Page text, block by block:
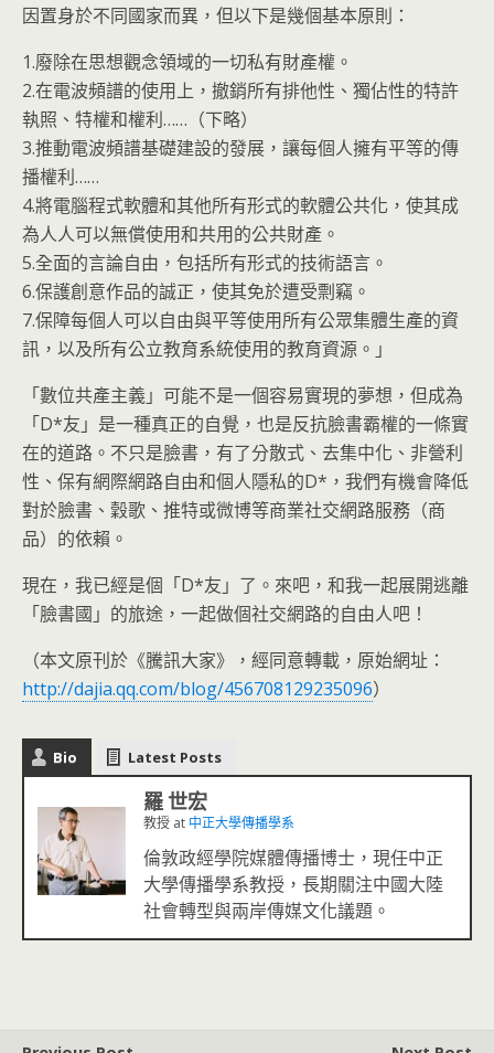
因置身於不同國家而異，但以下是幾個基本原則：
1.廢除在思想觀念領域的一切私有財產權。
2.在電波頻譜的使用上，撤銷所有排他性、獨佔性的特許
執照、特權和權利……（下略）
3.推動電波頻譜基礎建設的發展，讓每個人擁有平等的傳
播權利……
4.將電腦程式軟體和其他所有形式的軟體公共化，使其成
為人人可以無償使用和共用的公共財產。
5.全面的言論自由，包括所有形式的技術語言。
6.保護創意作品的誠正，使其免於遭受剽竊。
7.保障每個人可以自由與平等使用所有公眾集體生產的資
訊，以及所有公立教育系統使用的教育資源。」
「數位共產主義」可能不是一個容易實現的夢想，但成為
「D*友」是一種真正的自覺，也是反抗臉書霸權的一條實
在的道路。不只是臉書，有了分散式、去集中化、非營利
性、保有網際網路自由和個人隱私的D*，我們有機會降低
對於臉書、穀歌、推特或微博等商業社交網路服務（商
品）的依賴。
現在，我已經是個「D*友」了。來吧，和我一起展開逃離
「臉書國」的旅途，一起做個社交網路的自由人吧！
（本文原刊於《騰訊大家》，經同意轉載，原始網址：
http://dajia.qq.com/blog/456708129235096）
Bio Latest Posts
羅 世宏
教授 at 中正大學傳播學系
倫敦政經學院媒體傳播博士，現任中正
大學傳播學系教授，長期關注中國大陸
社會轉型與兩岸傳媒文化議題。